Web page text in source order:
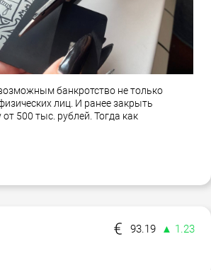
банкротство не только
лиц. И ранее закрыть
500 тыс. рублей. Тогда как
93.19
▲ 1.23